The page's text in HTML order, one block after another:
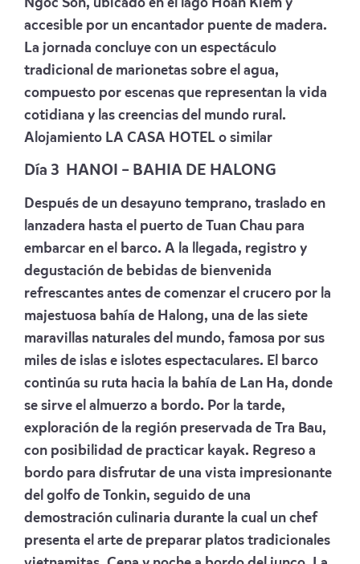
accesible por un encantador puente de madera.
La jornada concluye con un espectáculo
tradicional de marionetas sobre el agua,
compuesto por escenas que representan la vida
cotidiana y las creencias del mundo rural.
Alojamiento LA CASA HOTEL o similar
Día 3 HANOI – BAHIA DE HALONG
Después de un desayuno temprano, traslado en
lanzadera hasta el puerto de Tuan Chau para
embarcar en el barco. A la llegada, registro y
degustación de bebidas de bienvenida
refrescantes antes de comenzar el crucero por la
majestuosa bahía de Halong, una de las siete
maravillas naturales del mundo, famosa por sus
miles de islas e islotes espectaculares. El barco
continúa su ruta hacia la bahía de Lan Ha, donde
se sirve el almuerzo a bordo. Por la tarde,
exploración de la región preservada de Tra Bau,
con posibilidad de practicar kayak. Regreso a
bordo para disfrutar de una vista impresionante
del golfo de Tonkin, seguido de una
demostración culinaria durante la cual un chef
presenta el arte de preparar platos tradicionales